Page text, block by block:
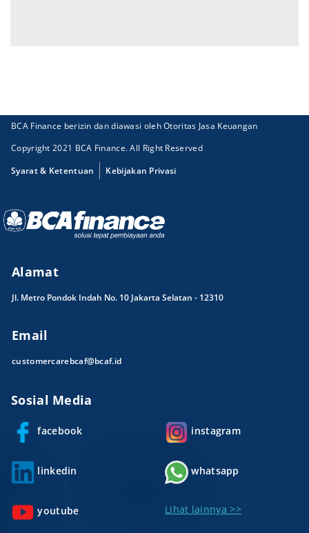
BCA Finance berizin dan diawasi oleh Otoritas Jasa Keuangan
Copyright 2021 BCA Finance. All Right Reserved
Syarat & Ketentuan
Kebijakan Privasi
Alamat
Jl. Metro Pondok Indah No. 10 Jakarta Selatan - 12310
Email
customercarebcaf@bcaf.id
Sosial Media
facebook instagram
linkedin whatsapp
youtube Lihat lainnya >>